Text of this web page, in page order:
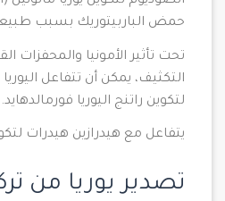
حمض الباربيتوريك بسبب
تحت تأثير الأمونيا والمحفزات
التكثيف، يمكن أن تتفاعل
لتكوين راتنج اليوريا فورمالدهايد.
يتفاعل مع هيدرازين هيدرات
تصدير يوريا من